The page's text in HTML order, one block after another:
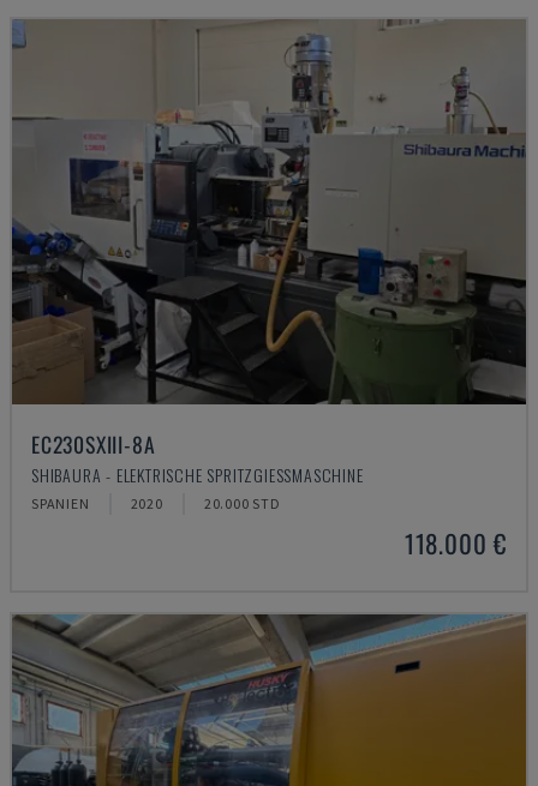
EC230SXIII-8A
SHIBAURA - ELEKTRISCHE SPRITZGIESSMASCHINE
SPANIEN 2020 20.000 STD
118.000 €